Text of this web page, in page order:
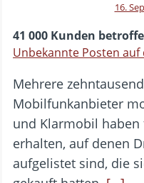
16.
41 000 Kunden
Unbekannte Posten
Mehrere
Mobilfunkanbieter
und Klarmobil haben
erhalten, auf denen
aufgelistet sind, die